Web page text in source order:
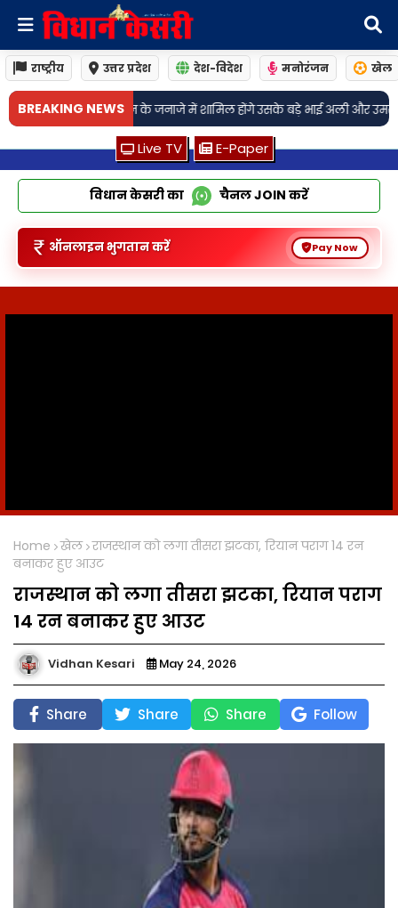
राष्ट्रीय उत्तर प्रदेश देश-विदेश मनोरंजन खेल
BREAKING NEWS
के जनाजे में शामिल होंगे उसके बड़े भाई अली और उमर• वीकेंड पर दिल्ली में
Live TV E-Paper
विधान केसरी का चैनलJOIN करें
ऑनलाइन भुगतान करें Pay Now
Home खेल राजस्थान को लगा तीसरा झटका, रियान पराग 14 रन
बनाकर हुए आउट
राजस्थान को लगा तीसरा झटका, रियान पराग
14 रन बनाकर हुए आउट
Vidhan Kesari May 24, 2026
Share Share Share Follow